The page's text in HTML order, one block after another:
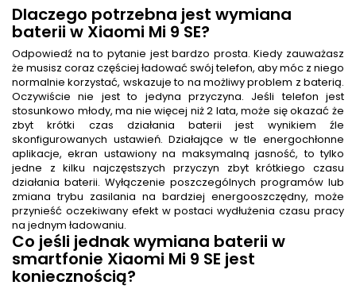
Dlaczego potrzebna jest wymiana
baterii w Xiaomi Mi 9 SE?
Odpowiedź na to pytanie jest bardzo prosta. Kiedy zauważasz
że musisz coraz częściej ładować swój telefon, aby móc z niego
normalnie korzystać, wskazuje to na możliwy problem z baterią.
Oczywiście nie jest to jedyna przyczyna. Jeśli telefon jest
stosunkowo młody, ma nie więcej niż 2 lata, może się okazać że
zbyt krótki czas działania baterii jest wynikiem źle
skonfigurowanych ustawień. Działające w tle energochłonne
aplikacje, ekran ustawiony na maksymalną jasność, to tylko
jedne z kilku najczęstszych przyczyn zbyt krótkiego czasu
działania baterii. Wyłączenie poszczególnych programów lub
zmiana trybu zasilania na bardziej energooszczędny, może
przynieść oczekiwany efekt w postaci wydłużenia czasu pracy
na jednym ładowaniu.
Co jeśli jednakwymiana baterii w
smartfonie Xiaomi Mi 9 SE jest
koniecznością?